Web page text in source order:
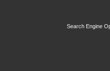
Search Engine